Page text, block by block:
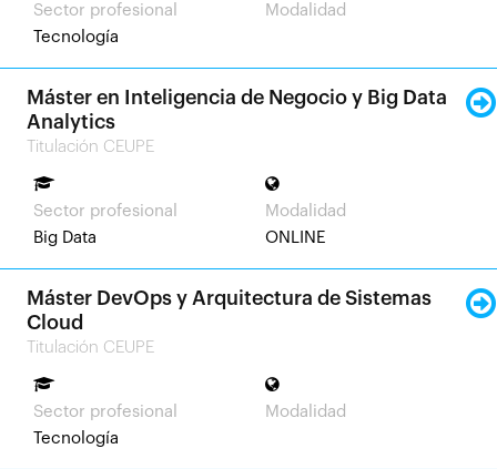
Sector profesional
Tecnología
Modalidad
Máster en Inteligencia de Negocio y Big Data
Analytics
Titulación CEUPE
Sector profesional
Big Data
Modalidad
ONLINE
Máster DevOps y Arquitectura de Sistemas
Cloud
Titulación CEUPE
Sector profesional
Tecnología
Modalidad